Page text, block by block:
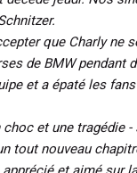
que Charly ne
de BMW pendant
et a épaté les
et une tragédie
tout nouveau